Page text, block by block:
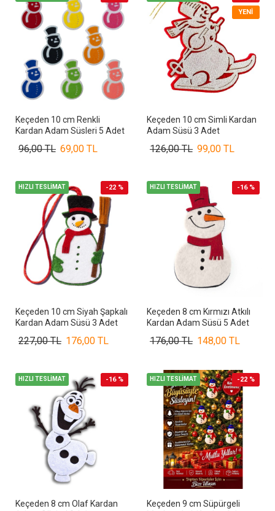
Keçeden 10 cm Renkli
Kardan Adam Süsleri 5 Adet
69,00 TL
96,00 TL
YENI
Keçeden 10 cm Simli Kardan
Adam Süsü 3 Adet
99,00 TL
126,00 TL
HIZLI TESLİMAT -22 %
Keçeden 10 cm Siyah Şapkalı
Kardan Adam Süsü 3 Adet
176,00 TL
227,00 TL
HIZLI TESLİMAT -16 %
Keçeden 8 cm Kırmızı Atkılı
Kardan Adam Süsü 5 Adet
148,00 TL
176,00 TL
HIZLI TESLİMAT -16 %
Keçeden 8 cm Olaf Kardan
HIZLI TESLİMAT -22 %
Keçeden 9 cm Süpürgeli